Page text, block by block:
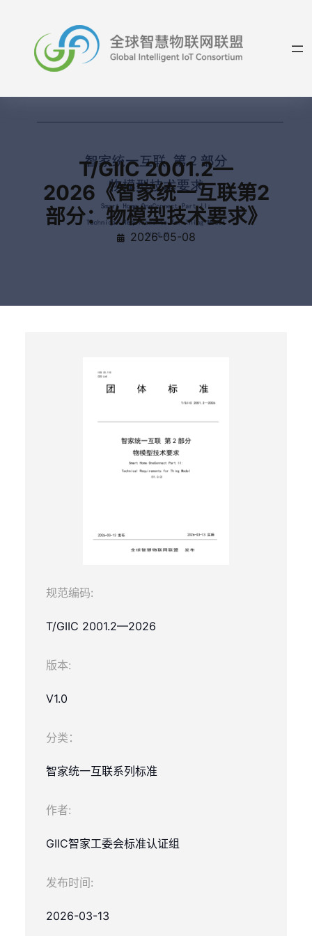
T/GIIC 2001.2—
2026《智家统一互联第2
部分：物模型技术要求》
2026-05-08
规范编码:
T/GIIC 2001.2—2026
版本:
V1.0
分类：
智家统一互联系列标准
作者:
GIIC智家工委会标准认证组
发布时间:
2026-03-13